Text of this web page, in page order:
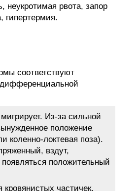
рвота, запор
гипертермия.
соответствуют
Из-за сильной
положение
коленно-локтевая поза).
вздут,
положительный
частичек,